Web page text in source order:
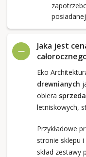
posiadanej
Jaka jest
Eko
drewnianych
obiera
letniskowych,
Przykładowe
stronie sklepu
skład zestawy